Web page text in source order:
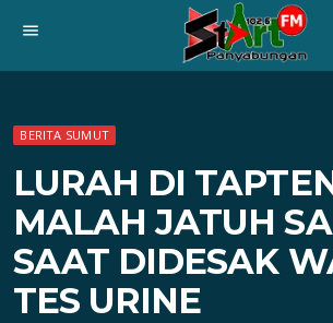
menu
BERITA SUMUT
LURAH DI
MALAH JATUH
SAAT DIDESAK
TES URINE